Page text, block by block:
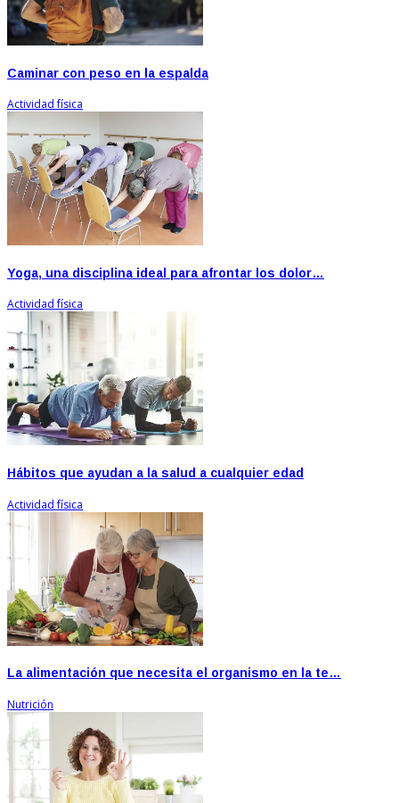
Caminar con peso en la espalda
Actividad física
Yoga, una disciplina ideal para afrontar los dolor…
Actividad física
Hábitos que ayudan a la salud a cualquier edad
Actividad física
La alimentación que necesita el organismo en la te…
Nutrición